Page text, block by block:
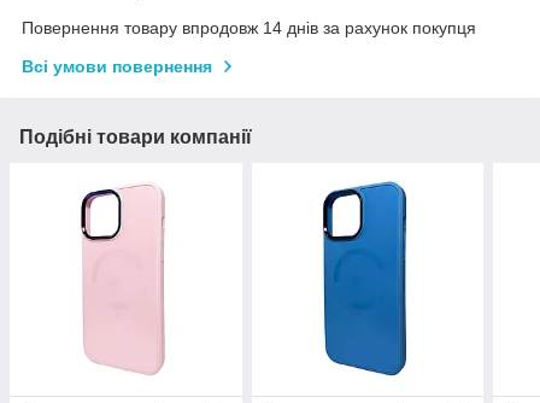
Повернення товару впродовж 14 днів за рахунок покупця
Всі умови повернення
Подібні товари компанії